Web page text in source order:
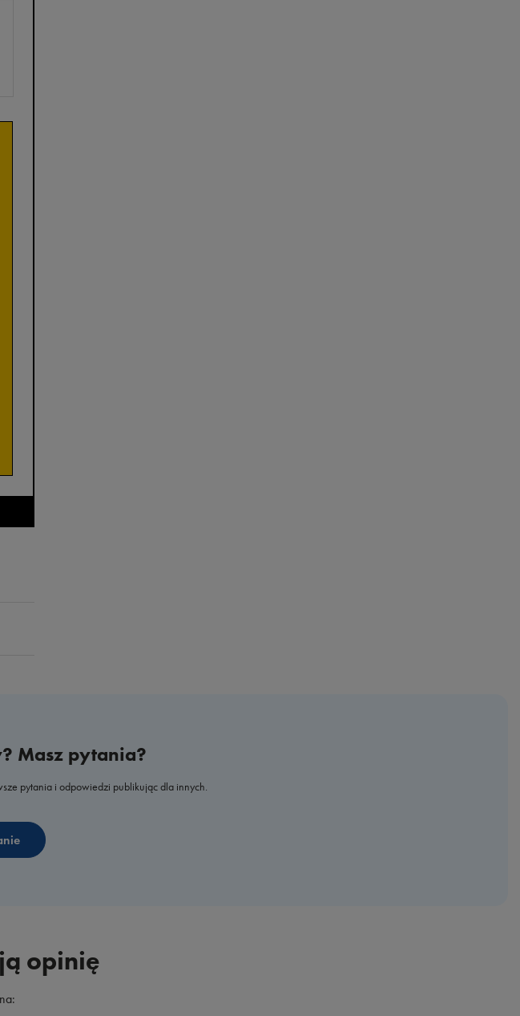
Masz pytania?
pytania i odpowiedzi publikując dla innych.
opinię